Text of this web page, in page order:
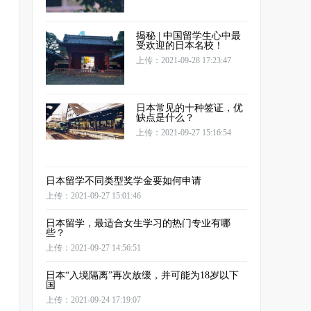
揭秘 | 中国留学生心中最
受欢迎的日本名校！
上传：2021-09-28 17:23:47
日本常见的十种签证，优
缺点是什么？
上传：2021-09-27 15:16:54
日本留学不同类型奖学金要如何申请
上传：2021-09-27 15:01:46
日本留学，最适合女生学习的热门专业有哪
些？
上传：2021-09-27 14:56:51
日本“入境隔离”再次放缓，并可能为18岁以下
国
上传：2021-09-24 17:19:07